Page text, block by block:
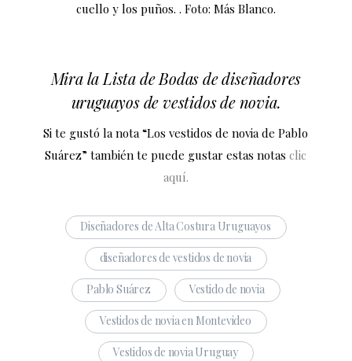
cuello y los puños. . Foto: Más Blanco.
Mira la Lista de Bodas de diseñadores
uruguayos de vestidos de novia.
Si te gustó la nota “Los vestidos de novia de Pablo
Suárez” también te puede gustar estas notasclic
aquí.
Diseñadores de Alta Costura Uruguayos
diseñadores de vestidos de novia
Pablo Suárez Vestido de novia
Vestidos de novia en Montevideo
Vestidos de novia Uruguay